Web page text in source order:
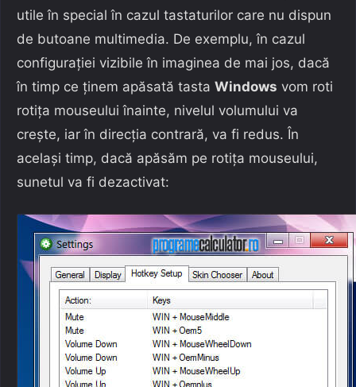
utile în special în cazul tastaturilor care nu dispun
de butoane multimedia. De exemplu, în cazul
configurației vizibile în imaginea de mai jos, dacă
în timp ce ținem apăsată tasta Windows vom roti
rotița mouseului înainte, nivelul volumului va
crește, iar în direcția contrară, va fi redus. În
același timp, dacă apăsăm pe rotița mouseului,
sunetul va fi dezactivat: